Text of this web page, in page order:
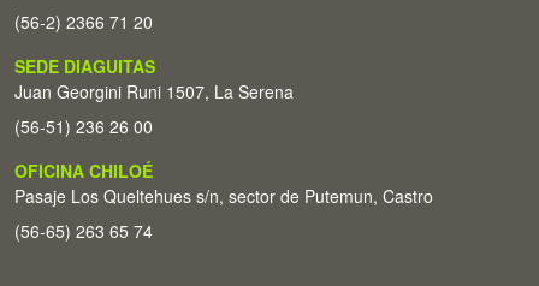
(56-2) 2366 71 20
SEDE DIAGUITAS
Juan Georgini Runi 1507, La Serena
(56-51) 236 26 00
OFICINA CHILOÉ
Pasaje Los Queltehues s/n, sector de Putemun, Castro
(56-65) 263 65 74